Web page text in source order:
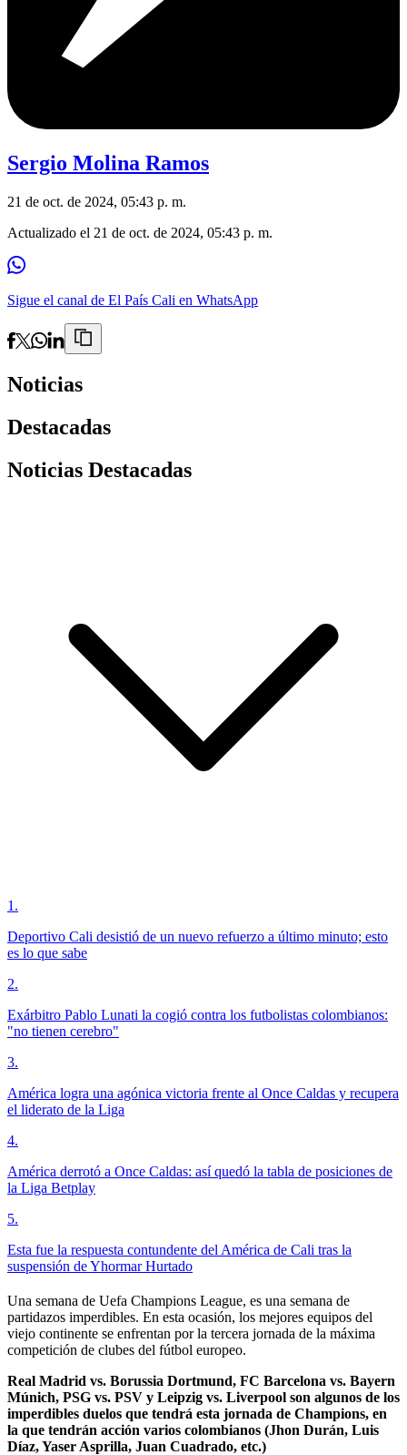
Sergio Molina Ramos
21 de oct. de 2024, 05:43 p. m.
Actualizado el 21 de oct. de 2024, 05:43 p. m.
Sigue el canal de El País Cali en WhatsApp
Noticias
Destacadas
Noticias Destacadas
1 .
Deportivo Cali desistió de un nuevo refuerzo a último minuto; esto
es lo que sabe
2.
Exárbitro Pablo Lunati la cogió contra los futbolistas colombianos:
"no tienen cerebro"
3.
América logra una agónica victoria frente al Once Caldas y recupera
el liderato de la Liga
4.
América derrotó a Once Caldas: así quedó la tabla de posiciones de
la Liga Betplay
5.
Esta fue la respuesta contundente del América de Cali tras la
suspensión de Yhormar Hurtado
Una semana de Uefa Champions League, es una semana de
partidazos imperdibles. En esta ocasión, los mejores equipos del
viejo continente se enfrentan por la tercera jornada de la máxima
competición de clubes del fútbol europeo.
Real Madrid vs. Borussia Dortmund, FC Barcelona vs. Bayern
Múnich, PSG vs. PSV y Leipzig vs. Liverpool son algunos de los
imperdibles duelos que tendrá esta jornada de Champions, en
la que tendrán acción varios colombianos (Jhon Durán, Luis
Díaz, Yaser Asprilla, Juan Cuadrado, etc.)